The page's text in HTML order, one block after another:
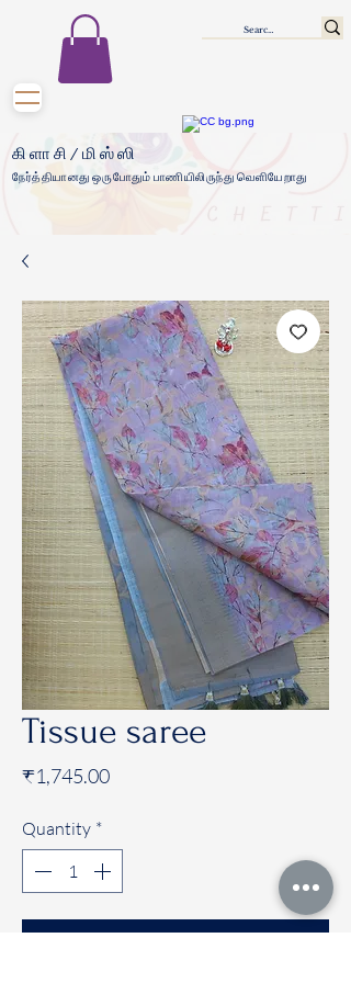
கிளாசி/மிஸ்ஸி
நேர்த்தியானது ஒருபோதும் பாணியிலிருந்து வெளியேறாது
Tissue saree
₹1,745.00Price
Quantity *